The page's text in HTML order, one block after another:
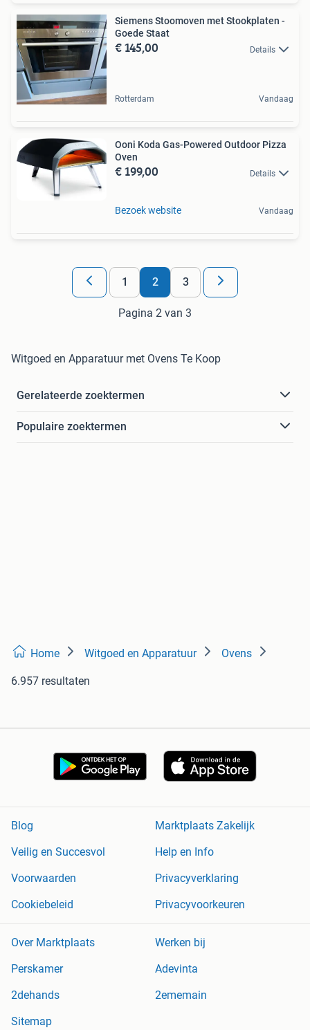
Siemens Stoomoven met Stookplaten -
Goede Staat
€ 145,00 Details
Rotterdam Vandaag
Ooni Koda Gas-Powered Outdoor Pizza
Oven
€ 199,00 Details
Bezoek website Vandaag
1 2 3
Pagina 2 van 3
Witgoed en Apparatuur met Ovens Te Koop
Gerelateerde zoektermen
Populaire zoektermen
Home Witgoed en Apparatuur Ovens
6.957 resultaten
Blog
Marktplaats Zakelijk
Veilig en Succesvol
Help en Info
Voorwaarden
Privacyverklaring
Cookiebeleid
Privacyvoorkeuren
Over Marktplaats
Werken bij
Perskamer
Adevinta
2dehands
2ememain
Sitemap